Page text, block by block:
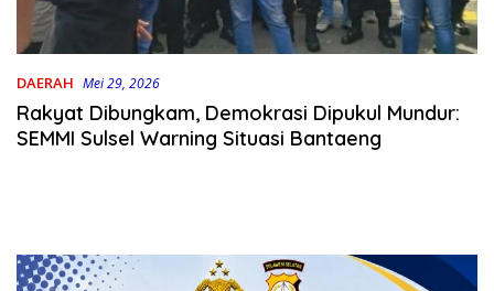
DAERAH Mei 29, 2026
Rakyat Dibungkam, Demokrasi Dipukul Mundur:
SEMMI Sulsel Warning Situasi Bantaeng